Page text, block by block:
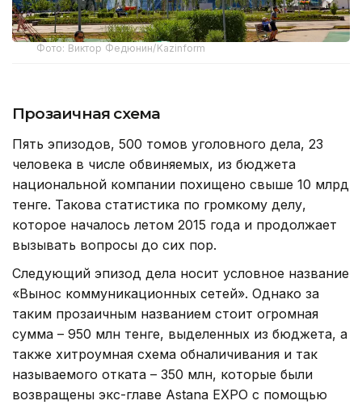
Фото: Виктор Федюнин/Kazinform
Прозаичная схема
Пять эпизодов, 500 томов уголовного дела, 23
человека в числе обвиняемых, из бюджета
национальной компании похищено свыше 10 млрд
тенге. Такова статистика по громкому делу,
которое началось летом 2015 года и продолжает
вызывать вопросы до сих пор.
Следующий эпизод дела носит условное название
«Вынос коммуникационных сетей». Однако за
таким прозаичным названием стоит огромная
сумма – 950 млн тенге, выделенных из бюджета, а
также хитроумная схема обналичивания и так
называемого отката – 350 млн, которые были
возвращены экс-главе Astana EXPO с помощью